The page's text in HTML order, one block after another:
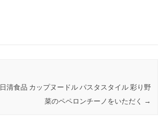
日清食品 カップヌードル パスタスタイル 彩り野
菜のペペロンチーノをいただく
→